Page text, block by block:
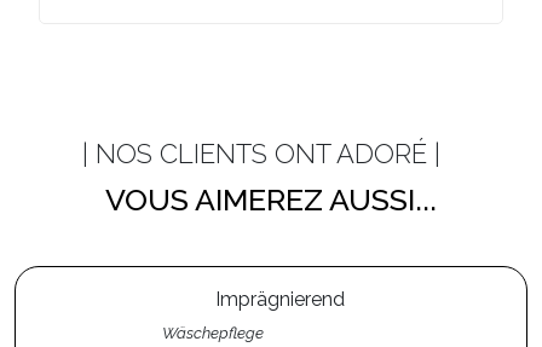
| NOS CLIENTS ONT ADORÉ |
VOUS AIMEREZ AUSSI...
Imprägnierend
Wäschepflege